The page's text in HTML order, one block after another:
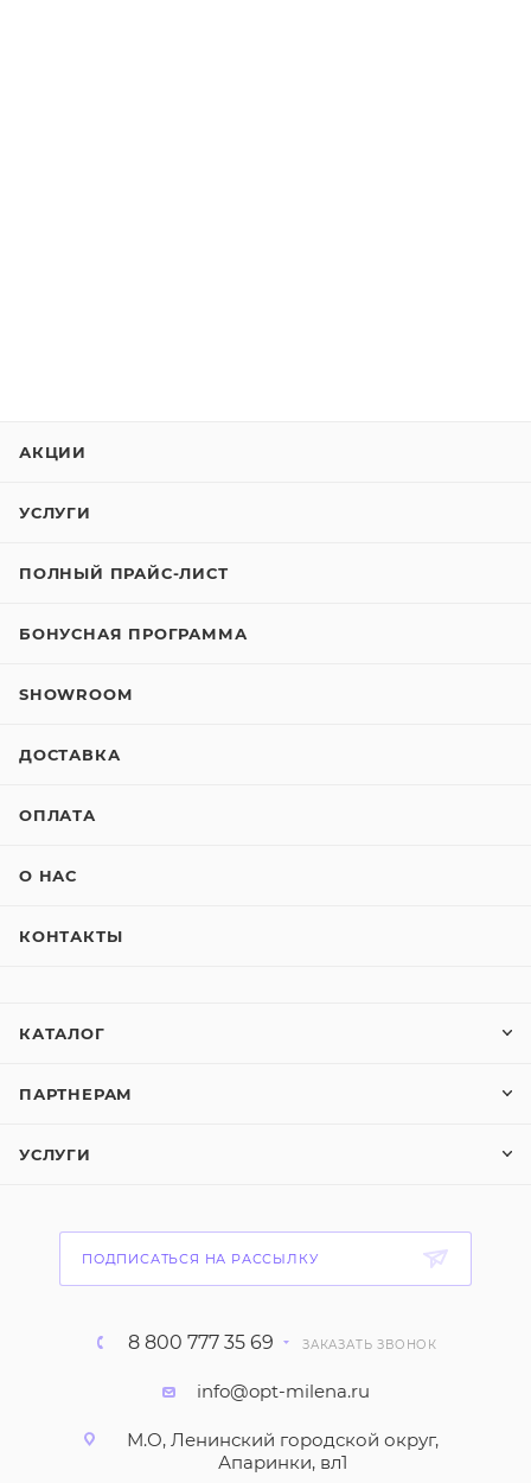
АКЦИИ
УСЛУГИ
ПОЛНЫЙ ПРАЙС-ЛИСТ
БОНУСНАЯ ПРОГРАММА
SHOWROOM
ДОСТАВКА
ОПЛАТА
О НАС
КОНТАКТЫ
КАТАЛОГ
ПАРТНЕРАМ
УСЛУГИ
ПОДПИСАТЬСЯ НА РАССЫЛКУ
8 800 777 35 69 ЗАКАЗАТЬ ЗВОНОК
info@opt-milena.ru
М.О, Ленинский городской округ,
Апаринки, вл1